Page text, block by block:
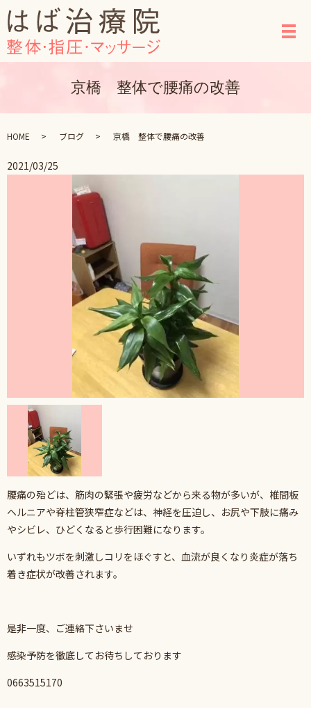
メ
京橋 整体で腰痛の改善
HOME ブログ 京橋 整体で腰痛の改善
2021/03/25
腰痛の殆どは、筋肉の緊張や疲労などから来る物が多いが、椎間板
ヘルニアや脊柱管狭窄症などは、神経を圧迫し、お尻や下肢に痛み
やシビレ、ひどくなると歩行困難になります。
いずれもツボを刺激しコリをほぐすと、血流が良くなり炎症が落ち
着き症状が改善されます。
是非一度、ご連絡下さいませ
感染予防を徹底してお待ちしております
0663515170